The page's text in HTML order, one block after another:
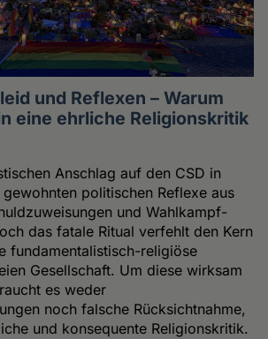
und Reflexen – Warum
eine ehrliche Religionskritik
Anschlag auf den CSD in
politischen Reflexe aus
und Wahlkampf-
das fatale Ritual verfehlt den Kern
fundamentalistisch-religiöse
Gesellschaft. Um diese wirksam
es weder
noch falsche Rücksichtnahme,
und konsequente Religionskritik.